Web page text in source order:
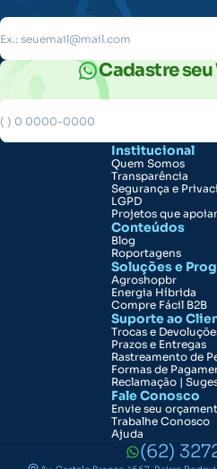
Cadastre
Institucional
Quem Somos
Transparência
Segurança e
LGPD
Projetos que
Conteúdos
Blog
Roportagens
Soluções e
Agroshopbr
Energia Híbrida
Compre Fácil B2B
Suporte ao
Trocas e
Prazos e Entregas
Rastreamento de
Formas de
Reclamação |
Fale Conosco
Envie seu
Trabalhe Conosco
Ajuda
(62)